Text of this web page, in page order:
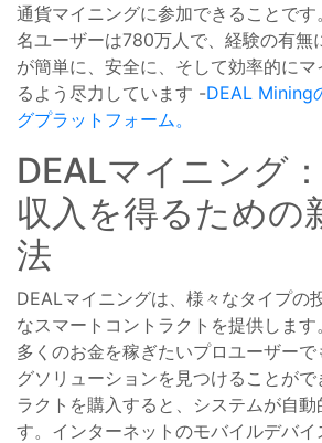
通貨マイニングに参加できることで
名ユーザーは780万人で、経験の有無
が簡単に、安全に、そして効率的にマ
るよう尽力しています -DEAL Mining
グプラットフォーム。
DEALマイニング
収入を得るための
法
DEALマイニングは、様々なタイプの
なスマートコントラクトを提供します
多くのお金を稼ぎたいプロユーザー
グソリューションを見つけることがで
ラクトを購入すると、システムが自動
す。インターネットのモバイルデバ